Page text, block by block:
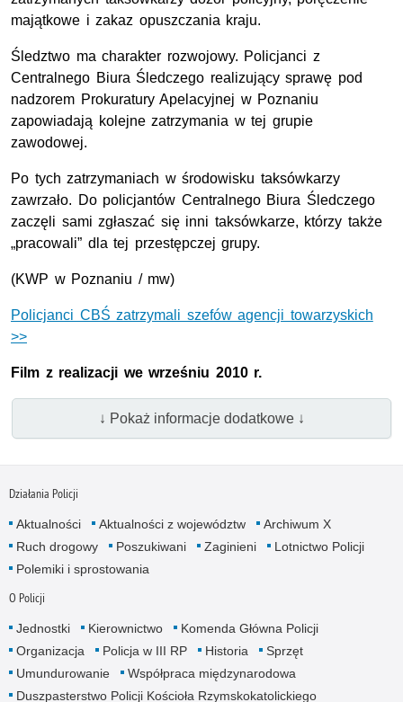
majątkowe i zakaz opuszczania kraju.
Śledztwo ma charakter rozwojowy. Policjanci z
Centralnego Biura Śledczego realizujący sprawę pod
nadzorem Prokuratury Apelacyjnej w Poznaniu
zapowiadają kolejne zatrzymania w tej grupie
zawodowej.
Po tych zatrzymaniach w środowisku taksówkarzy
zawrzało. Do policjantów Centralnego Biura Śledczego
zaczęli sami zgłaszać się inni taksówkarze, którzy także
„pracowali” dla tej przestępczej grupy.
(KWP w Poznaniu / mw)
Policjanci CBŚ zatrzymali szefów agencji towarzyskich
>>
Film z realizacji we wrześniu 2010 r.
↓ Pokaż informacje dodatkowe ↓
Działania Policji
Aktualności Aktualności z województw
Archiwum X
Ruch drogowy
Poszukiwani Zaginieni
Lotnictwo Policji
Polemiki i sprostowania
O Policji
Jednostki Kierownictwo
Komenda Główna Policji
Organizacja
Policja w III RP Historia
Sprzęt
Umundurowanie
Współpraca międzynarodowa
Duszpasterstwo Policji Kościoła Rzymskokatolickiego